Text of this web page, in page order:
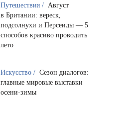
Путешествия / Август
в Британии: вереск,
подсолнухи и Персеиды — 5
способов красиво проводить
лето
Искусство / Сезон диалогов:
главные мировые выставки
осени-зимы